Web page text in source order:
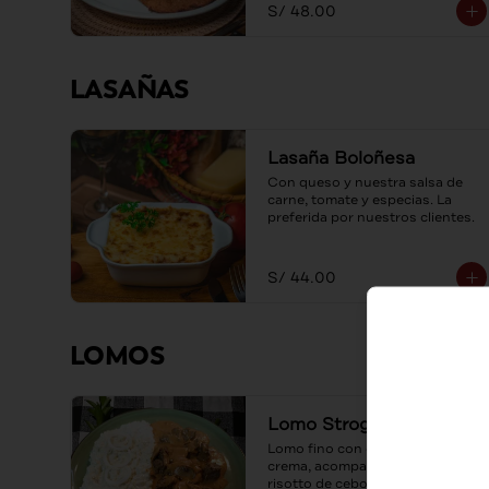
S/ 48.00
LASAÑAS
Lasaña Boloñesa
Con queso y nuestra salsa de
carne, tomate y especias. La
preferida por nuestros clientes.
S/ 44.00
LOMOS
Lomo Strogonoff
Lomo fino con champiñones y
crema, acompañado de un
risotto de cebolla caramelizada.